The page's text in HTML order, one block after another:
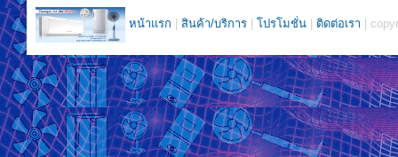
หน้าแรก สินค้า/บริการ โปรโมชั่น ติดต่อเรา |